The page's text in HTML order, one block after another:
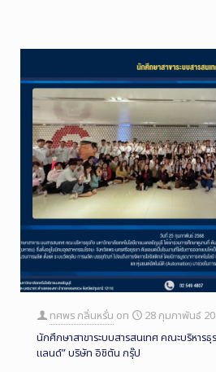
ทศพร กลิ่นหรั่น on
28 กุมภาพันธ์
นักศึกษาสาขาระบบสารสนเทศ คณะบริหาร
แลนด์” บริษัท อิชิตัน กรุ๊ป